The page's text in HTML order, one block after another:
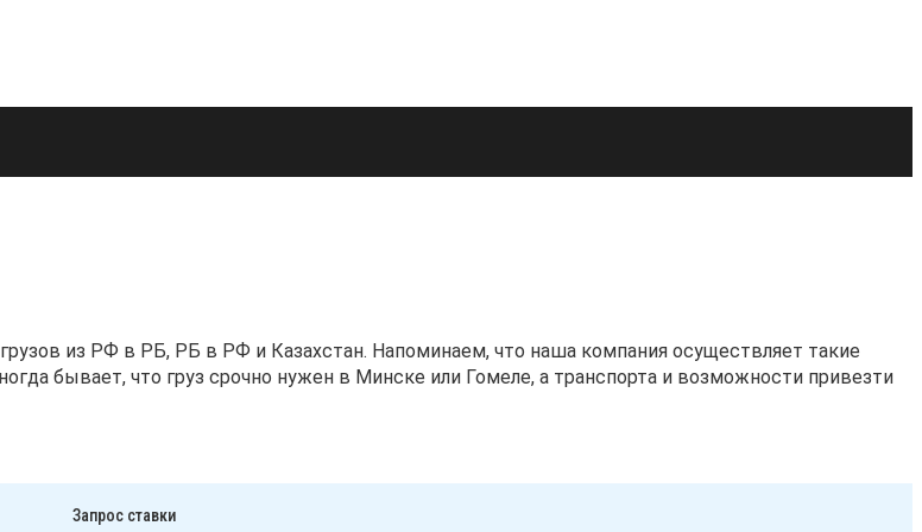
из РФ в РБ, РБ в РФ и Казахстан. Напоминаем, что наша компания осуществляет такие
бывает, что груз срочно нужен в Минске или Гомеле, а транспорта и возможности привезти
Запрос ставки